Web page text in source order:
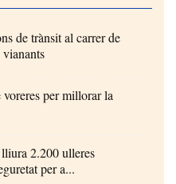
de trànsit al carrer de
per millorar la
2.200 ulleres
per a...